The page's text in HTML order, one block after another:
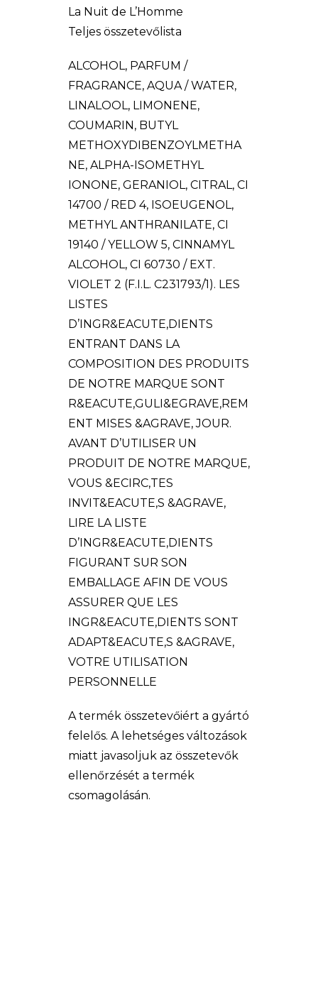
La Nuit de L’Homme
Teljes összetevőlista
ALCOHOL, PARFUM /
FRAGRANCE, AQUA / WATER,
LINALOOL, LIMONENE,
COUMARIN, BUTYL
METHOXYDIBENZOYLMETHA
NE, ALPHA-ISOMETHYL
IONONE, GERANIOL, CITRAL, CI
14700 / RED 4, ISOEUGENOL,
METHYL ANTHRANILATE, CI
19140 / YELLOW 5, CINNAMYL
ALCOHOL, CI 60730 / EXT.
VIOLET 2 (F.I.L. C231793/1). LES
LISTES
D’INGR&EACUTE,DIENTS
ENTRANT DANS LA
COMPOSITION DES PRODUITS
DE NOTRE MARQUE SONT
R&EACUTE,GULI&EGRAVE,REM
ENT MISES &AGRAVE, JOUR.
AVANT D’UTILISER UN
PRODUIT DE NOTRE MARQUE,
VOUS &ECIRC,TES
INVIT&EACUTE,S &AGRAVE,
LIRE LA LISTE
D’INGR&EACUTE,DIENTS
FIGURANT SUR SON
EMBALLAGE AFIN DE VOUS
ASSURER QUE LES
INGR&EACUTE,DIENTS SONT
ADAPT&EACUTE,S &AGRAVE,
VOTRE UTILISATION
PERSONNELLE
A termék összetevőiért a gyártó
felelős. A lehetséges változások
miatt javasoljuk az összetevők
ellenőrzését a termék
csomagolásán.